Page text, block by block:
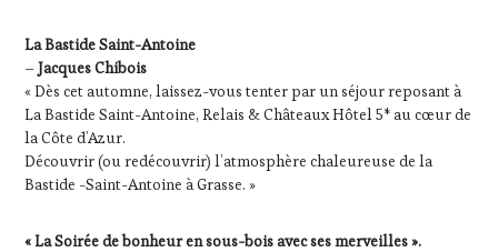
SALONS
INTERNATIONAUX
VIGNOBLES,
WINE
TASTING
VOUCHER
WINE
WINE
La Bastide Saint-Antoine
– Jacques Chibois
« Dès cet automne, laissez-vous tenter par un séjour reposant à
La Bastide Saint-Antoine, Relais & Châteaux Hôtel 5* au cœur de
la Côte d’Azur.
Découvrir (ou redécouvrir) l’atmosphère chaleureuse de la
Bastide -Saint-Antoine à Grasse. »
« La Soirée de bonheur en sous-bois avec ses merveilles ».